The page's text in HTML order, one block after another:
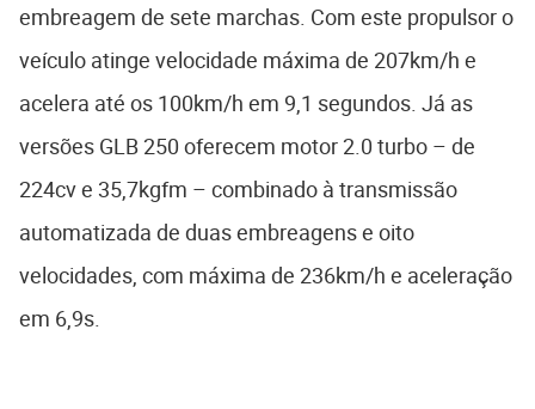
embreagem de sete marchas. Com este propulsor o
veículo atinge velocidade máxima de 207km/h e
acelera até os 100km/h em 9,1 segundos. Já as
versões GLB 250 oferecem motor 2.0 turbo – de
224cv e 35,7kgfm – combinado à transmissão
automatizada de duas embreagens e oito
velocidades, com máxima de 236km/h e aceleração
em 6,9s.